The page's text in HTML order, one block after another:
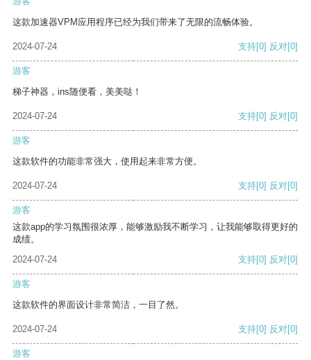
这款加速器VPM应用程序已经为我们带来了无限的流畅体验。
2024-07-24 支持[0] 反对[0]
游客
梯子神器，ins随便看，美美哒！
2024-07-24 支持[0] 反对[0]
游客
这款软件的功能非常强大，使用起来非常方便。
2024-07-24 支持[0] 反对[0]
游客
这款app的学习氛围很浓厚，能够激励我不断学习，让我能够取得更好的
成绩。
2024-07-24
支持[0] 反对[0]
游客
这款软件的界面设计非常简洁，一目了然。
2024-07-24 支持[0] 反对[0]
游客